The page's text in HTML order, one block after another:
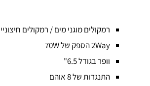
רמקולים מוגני מים / רמקולים
2Way הספק של 70W
וופר בגודל 6.5"
התנגדות של 8 אוהם